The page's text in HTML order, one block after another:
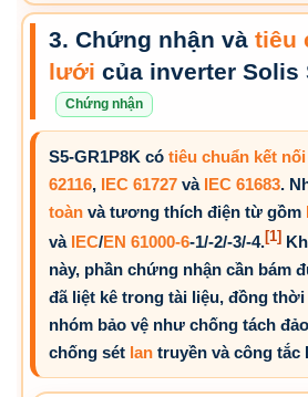
3. Chứng nhận và tiêu
lưới của inverter Solis
Chứng nhận
S5-GR1P8K có tiêu chuẩn kết
62116, IEC 61727và IEC 61683.
toànvà tương thích điện từ gồm
và IEC/EN 61000-6-1/-2/-3/-4.[1]
này, phần chứng nhận cần bám
đã liệt kê trong tài liệu, đồng
nhóm bảo vệ như chống tách
chống sét lantruyền và công tắc